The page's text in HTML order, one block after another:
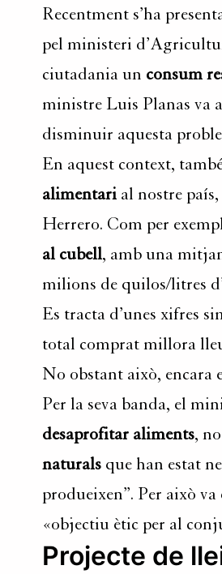
Recentment s’ha
pel ministeri
ciutadania un consum
ministre Luis Planas va
disminuir aquesta
En aquest context,
alimentari al nostre
Herrero. Com per
al cubell, amb una
milions de quilos/litres
Es tracta d’unes xifres
total comprat millora
No obstant això, encara
Per la seva banda, el
desaprofitar aliments,
naturals que han estat
produeixen”. Per això
«objectiu ètic per al
Projecte de